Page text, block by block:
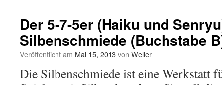
Der 5-7-5er (Haiku und
Silbenschmiede (Buchstabe
Veröffentlicht am Mai 15, 2013von Weller
Die Silbenschmiede ist eine Werkstatt